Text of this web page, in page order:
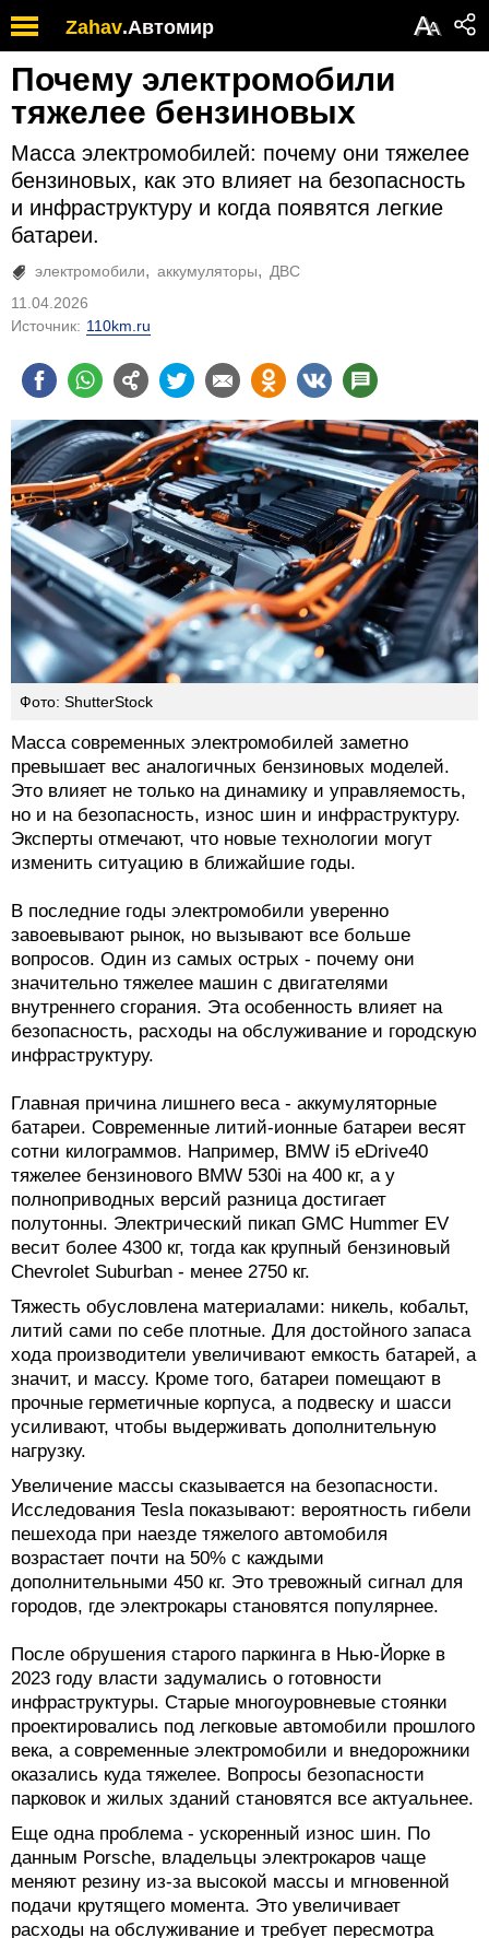
Zahav.Автомир АА
Почему электромобили
тяжелее бензиновых
Масса электромобилей: почему они тяжелее
бензиновых, как это влияет на безопасность
и инфраструктуру и когда появятся легкие
батареи.
электромобили аккумуляторы
ДВС
11.04.2026
Источник: 110km.ru
Фото: ShutterStock
Масса современных электромобилей заметно
превышает вес аналогичных бензиновых моделей.
Это влияет не только на динамику и управляемость,
но и на безопасность, износ шин и инфраструктуру.
Эксперты отмечают, что новые технологии могут
изменить ситуацию в ближайшие годы.
В последние годы электромобили уверенно
завоевывают рынок, но вызывают все больше
вопросов. Один из самых острых - почему они
значительно тяжелее машин с двигателями
внутреннего сгорания. Эта особенность влияет на
безопасность, расходы на обслуживание и городскую
инфраструктуру.
Главная причина лишнего веса - аккумуляторные
батареи. Современные литий-ионные батареи весят
сотни килограммов. Например, BMW i5 eDrive40
тяжелее бензинового BMW 530i на 400 кг, а у
полноприводных версий разница достигает
полутонны. Электрический пикап GMC Hummer EV
весит более 4300 кг, тогда как крупный бензиновый
Chevrolet Suburban - менее 2750 кг.
Тяжесть обусловлена материалами: никель, кобальт,
литий сами по себе плотные. Для достойного запаса
хода производители увеличивают емкость батарей, а
значит, и массу. Кроме того, батареи помещают в
прочные герметичные корпуса, а подвеску и шасси
усиливают, чтобы выдерживать дополнительную
нагрузку.
Увеличение массы сказывается на безопасности.
Исследования Tesla показывают: вероятность гибели
пешехода при наезде тяжелого автомобиля
возрастает почти на 50% с каждыми
дополнительными 450 кг. Это тревожный сигнал для
городов, где электрокары становятся популярнее.
После обрушения старого паркинга в Нью-Йорке в
2023 году власти задумались о готовности
инфраструктуры. Старые многоуровневые стоянки
проектировались под легковые автомобили прошлого
века, а современные электромобили и внедорожники
оказались куда тяжелее. Вопросы безопасности
парковок и жилых зданий становятся все актуальнее.
Еще одна проблема - ускоренный износ шин. По
данным Porsche, владельцы электрокаров чаще
меняют резину из-за высокой массы и мгновенной
подачи крутящего момента. Это увеличивает
расходы на обслуживание и требует пересмотра